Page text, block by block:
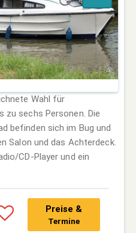
Wahl für
zu sechs Personen. Die
befinden sich im Bug und
Salon und das Achterdeck.
CD-Player und ein
Preise &
Termine